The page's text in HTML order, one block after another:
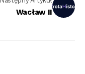
Wacław II